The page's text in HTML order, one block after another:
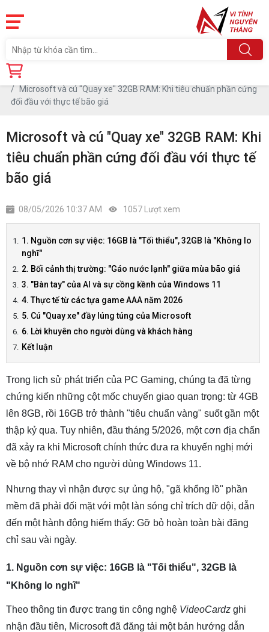
Trang chủ
Microsoft và cú "Quay xe" 32GB RAM: Khi tiêu chuẩn phần cứng
đối đầu với thực tế bão giá
Microsoft và cú "Quay xe" 32GB RAM: Khi
tiêu chuẩn phần cứng đối đầu với thực tế
bão giá
08/05/2026 10:37 AM 1057 Lượt xem
1. Nguồn cơn sự việc: 16GB là "Tối thiểu", 32GB là "Không lo
nghĩ"
2. Bối cảnh thị trường: "Gáo nước lạnh" giữa mùa bão giá
3. "Bàn tay" của AI và sự cồng kềnh của Windows 11
4. Thực tế từ các tựa game AAA năm 2026
5. Cú "Quay xe" đầy lúng túng của Microsoft
6. Lời khuyên cho người dùng và khách hàng
Kết luận
Trong lịch sử phát triển của PC Gaming, chúng ta đã từng
chứng kiến những cột mốc chuyển giao quan trọng: từ 4GB
lên 8GB, rồi 16GB trở thành "tiêu chuẩn vàng" suốt gần một
thập kỷ qua. Tuy nhiên, đầu tháng 5/2026, một cơn địa chấn
đã xảy ra khi Microsoft chính thức đưa ra khuyến nghị mới
về bộ nhớ RAM cho người dùng Windows 11.
Nhưng thay vì nhận được sự ủng hộ, "gã khổng lồ" phần
mềm đã phải đối mặt với một làn sóng chỉ trích dữ dội, dẫn
đến một hành động hiếm thấy: Gỡ bỏ hoàn toàn bài đăng
chỉ sau vài ngày.
1. Nguồn cơn sự việc: 16GB là "Tối thiểu", 32GB là
"Không lo nghĩ"
Theo thông tin được trang tin công nghệ VideoCardz ghi
nhận đầu tiên, Microsoft đã đăng tải một bản hướng dẫn